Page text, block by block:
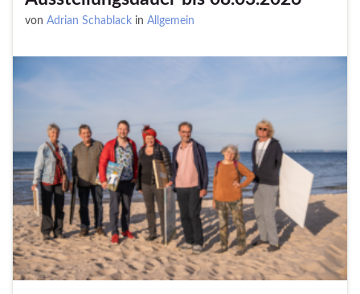
von Adrian Schablack in Allgemein